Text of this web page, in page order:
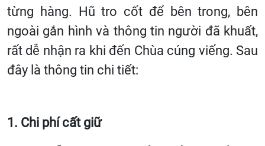
từng hàng. Hũ tro cốt để bên trong, bên
ngoài gắn hình và thông tin người đã khuất,
rất dễ nhận ra khi đến Chùa cúng viếng. Sau
đây là thông tin chi tiết:
1. Chi phí cất giữ